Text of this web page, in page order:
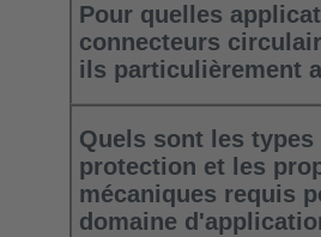
Pour quelles
connecteurs
ils particulièrement
Quels sont les types
protection et les
mécaniques requis
domaine